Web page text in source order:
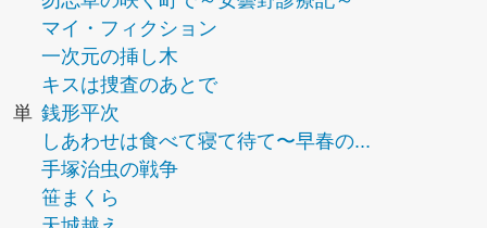
マイ・フィクション
一次元の挿し木
キスは捜査のあとで
単 銭形平次
しあわせは食べて寝て待て〜早春の...
手塚治虫の戦争
笹まくら